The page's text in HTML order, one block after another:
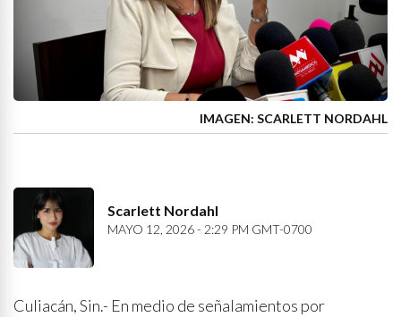
IMAGEN: SCARLETT NORDAHL
Scarlett Nordahl
MAYO 12, 2026 - 2:29 PM GMT-0700
Culiacán, Sin.- En medio de señalamientos por